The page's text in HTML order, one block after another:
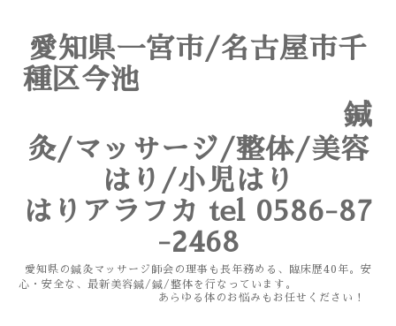
愛知県一宮市/名古屋市千
種区今池
鍼
灸/マッサージ/整体/美容
はり/小児はり
はりアラフカ tel 0586-87
-2468
愛知県の鍼灸マッサージ師会の理事も長年務める、臨床歴40年。安
心・安全な、最新美容鍼/鍼/整体を行なっています。
あらゆる体のお悩みもお任せください！